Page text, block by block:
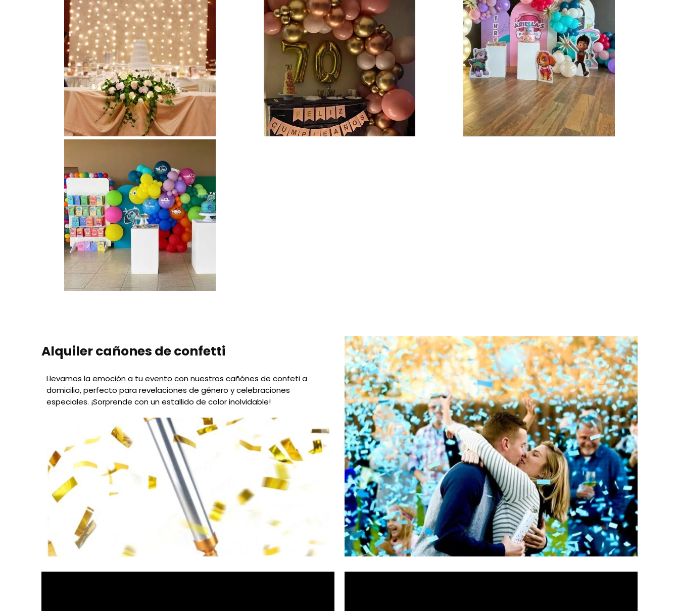
Alquiler cañones de confetti
Llevamos la emoción a tu evento con nuestros cañónes de confeti a
domicilio, perfecto para revelaciones de género y celebraciones
especiales. ¡Sorprende con un estallido de color inolvidable!